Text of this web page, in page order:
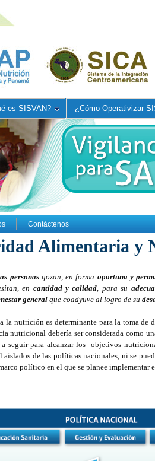
es SISVAN? ¿Cómo Operativizar
Contáctenos
Alimentaria y
personasgozan, en forma oportuna y
en cantidad y calidad , para su
generalque coadyuve al logro de su
la nutrición es determinante para la toma de
nutricional debería ser considerada como
seguir para alcanzar los objetivos
de las políticas nacionales, ni se
político en el que se planee implementar